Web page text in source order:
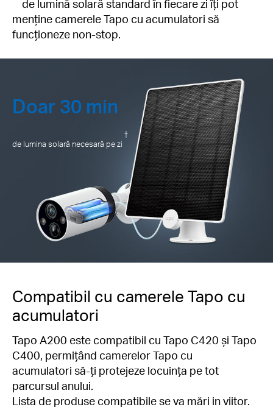
de lumină solară standard în fiecare zi îți pot
menține camerele Tapo cu acumulatori să
funcționeze non-stop.
Doar 30 min
de lumina solară necesară pe zi
†
Compatibil cu camerele Tapo cu
acumulatori
Tapo A200 este compatibil cu Tapo C420 și Tapo
C400, permițând camerelor Tapo cu
acumulatori să-ți protejeze locuința pe tot
parcursul anului.
Lista de produse compatibile se va mări in viitor.